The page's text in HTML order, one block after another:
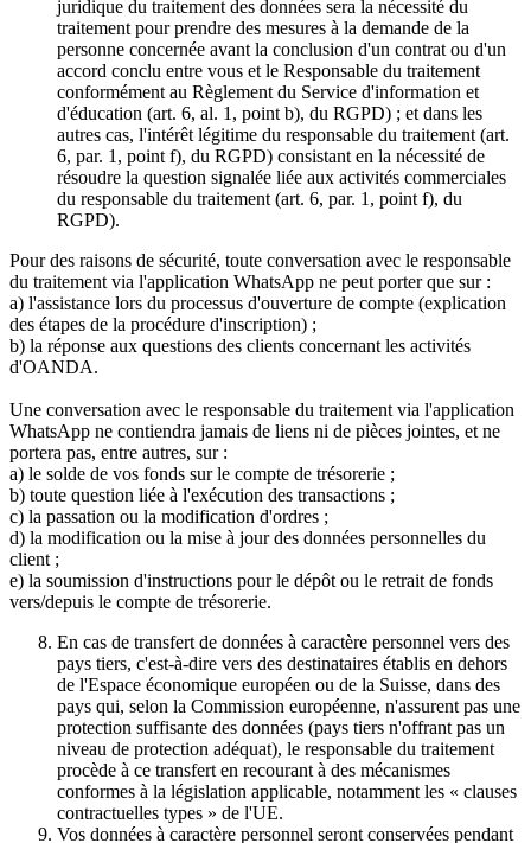
juridique du traitement des données sera la nécessité du
traitement pour prendre des mesures à la demande de la
personne concernée avant la conclusion d'un contrat ou d'un
accord conclu entre vous et le Responsable du traitement
conformément au Règlement du Service d'information et
d'éducation (art. 6, al. 1, point b), du RGPD) ; et dans les
autres cas, l'intérêt légitime du responsable du traitement (art.
6, par. 1, point f), du RGPD) consistant en la nécessité de
résoudre la question signalée liée aux activités commerciales
du responsable du traitement (art. 6, par. 1, point f), du
RGPD).
Pour des raisons de sécurité, toute conversation avec le responsable
du traitement via l'application WhatsApp ne peut porter que sur :
a) l'assistance lors du processus d'ouverture de compte (explication
des étapes de la procédure d'inscription) ;
b) la réponse aux questions des clients concernant les activités
d'OANDA.
Une conversation avec le responsable du traitement via l'application
WhatsApp ne contiendra jamais de liens ni de pièces jointes, et ne
portera pas, entre autres, sur :
a) le solde de vos fonds sur le compte de trésorerie ;
b) toute question liée à l'exécution des transactions ;
c) la passation ou la modification d'ordres ;
d) la modification ou la mise à jour des données personnelles du
client ;
e) la soumission d'instructions pour le dépôt ou le retrait de fonds
vers/depuis le compte de trésorerie.
En cas de transfert de données à caractère personnel vers des
pays tiers, c'est-à-dire vers des destinataires établis en dehors
de l'Espace économique européen ou de la Suisse, dans des
pays qui, selon la Commission européenne, n'assurent pas une
protection suffisante des données (pays tiers n'offrant pas un
niveau de protection adéquat), le responsable du traitement
procède à ce transfert en recourant à des mécanismes
conformes à la législation applicable, notamment les « clauses
contractuelles types » de l'UE.
Vos données à caractère personnel seront conservées pendant